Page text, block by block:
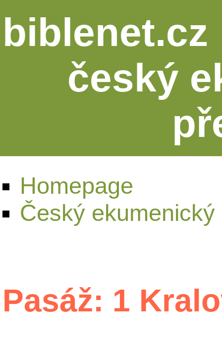
český
Homepage
Český ekumenický
Pasáž: 1